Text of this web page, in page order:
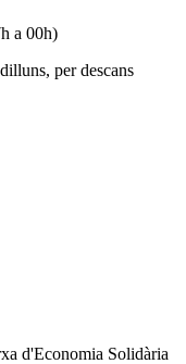
a 00h)
per descans
d'Economia Solidària